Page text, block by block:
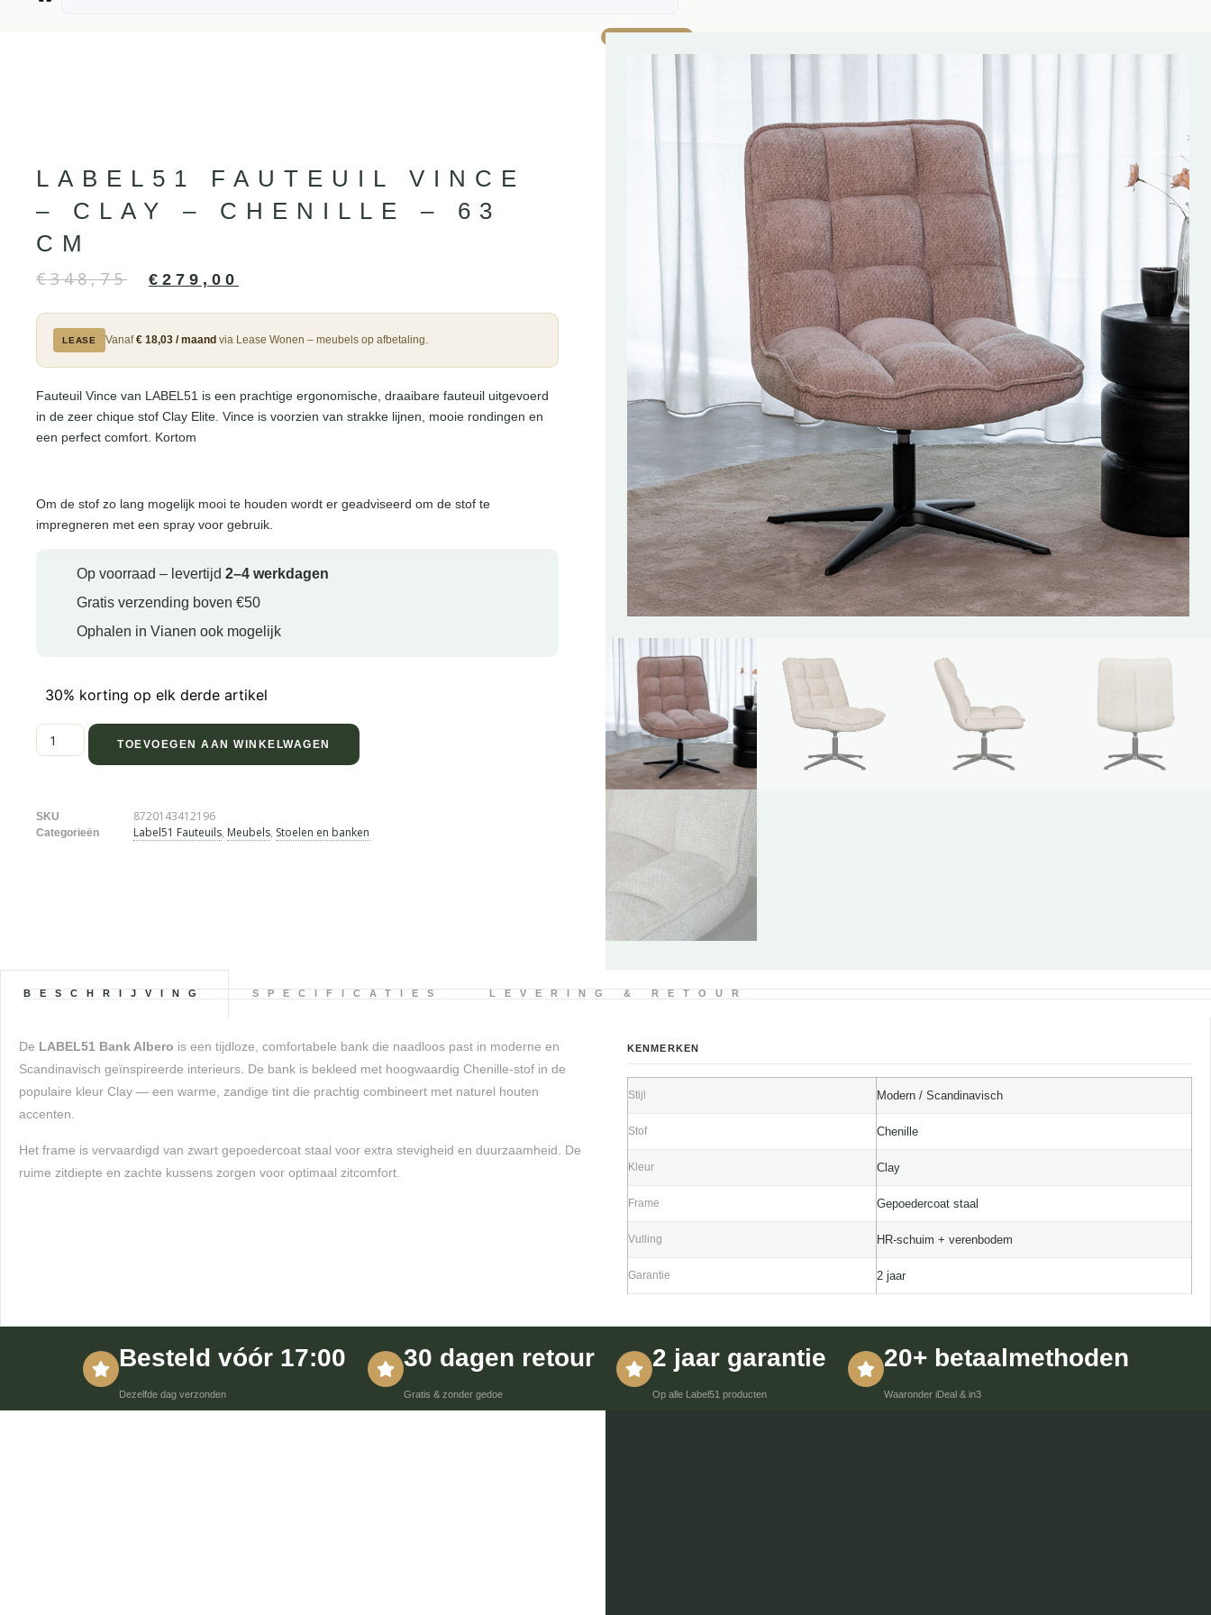
LABEL51 FAUTEUIL VINCE
– CLAY – CHENILLE – 63
CM
€348,75 € 279,00
LEASE Vanaf€ 18,03 / maand via Lease Wonen – meubels op afbetaling.
Fauteuil Vince van LABEL51 is een prachtige ergonomische, draaibare fauteuil uitgevoerd
in de zeer chique stof Clay Elite. Vince is voorzien van strakke lijnen, mooie rondingen en
een perfect comfort. Kortom
Om de stof zo lang mogelijk mooi te houden wordt er geadviseerd om de stof te
impregneren met een spray voor gebruik.
Op voorraad – levertijd 2–4 werkdagen
Gratis verzending boven €50
Ophalen in Vianen ook mogelijk
30% korting op elk derde artikel
TOEVOEGEN AAN WINKELWAGEN
SKU 8720143412196
Categorieën Label51 Fauteuils, Meubels, Stoelen en banken
BESCHRIJVING SPECIFICATIES LEVERING & RETOUR
De LABEL51 Bank Albero is een tijdloze, comfortabele bank die naadloos past in moderne en
Scandinavisch geïnspireerde interieurs. De bank is bekleed met hoogwaardig Chenille-stof in de
populaire kleur Clay — een warme, zandige tint die prachtig combineert met naturel houten
accenten.
Het frame is vervaardigd van zwart gepoedercoat staal voor extra stevigheid en duurzaamheid. De
ruime zitdiepte en zachte kussens zorgen voor optimaal zitcomfort.
KENMERKEN
Stijl Modern / Scandinavisch
Stof Chenille
Kleur Clay
Frame Gepoedercoat staal
Vulling HR-schuim + verenbodem
Garantie 2 jaar
Besteld vóór 17:00
Dezelfde dag verzonden
30 dagen retour
Gratis & zonder gedoe
2 jaar garantie
Op alle Label51 producten
20+ betaalmethoden
Waaronder iDeal & in3